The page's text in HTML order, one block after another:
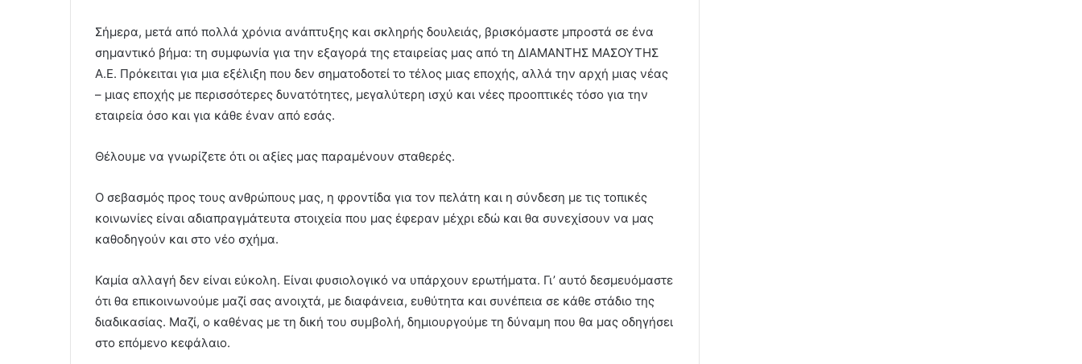
Σήμερα, μετά από πολλά χρόνια ανάπτυξης και σκληρής δουλειάς, βρισκόμαστε μπροστά σε ένα
σημαντικό βήμα: τη συμφωνία για την εξαγορά της εταιρείας μας από τη ΔΙΑΜΑΝΤΗΣ ΜΑΣΟΥΤΗΣ
Α.Ε. Πρόκειται για μια εξέλιξη που δεν σηματοδοτεί το τέλος μιας εποχής, αλλά την αρχή μιας νέας
– μιας εποχής με περισσότερες δυνατότητες, μεγαλύτερη ισχύ και νέες προοπτικές τόσο για την
εταιρεία όσο και για κάθε έναν από εσάς.
Θέλουμε να γνωρίζετε ότι οι αξίες μας παραμένουν σταθερές.
Ο σεβασμός προς τους ανθρώπους μας, η φροντίδα για τον πελάτη και η σύνδεση με τις τοπικές
κοινωνίες είναι αδιαπραγμάτευτα στοιχεία που μας έφεραν μέχρι εδώ και θα συνεχίσουν να μας
καθοδηγούν και στο νέο σχήμα.
Καμία αλλαγή δεν είναι εύκολη. Είναι φυσιολογικό να υπάρχουν ερωτήματα. Γι’ αυτό δεσμευόμαστε
ότι θα επικοινωνούμε μαζί σας ανοιχτά, με διαφάνεια, ευθύτητα και συνέπεια σε κάθε στάδιο της
διαδικασίας. Μαζί, ο καθένας με τη δική του συμβολή, δημιουργούμε τη δύναμη που θα μας οδηγήσει
στο επόμενο κεφάλαιο.